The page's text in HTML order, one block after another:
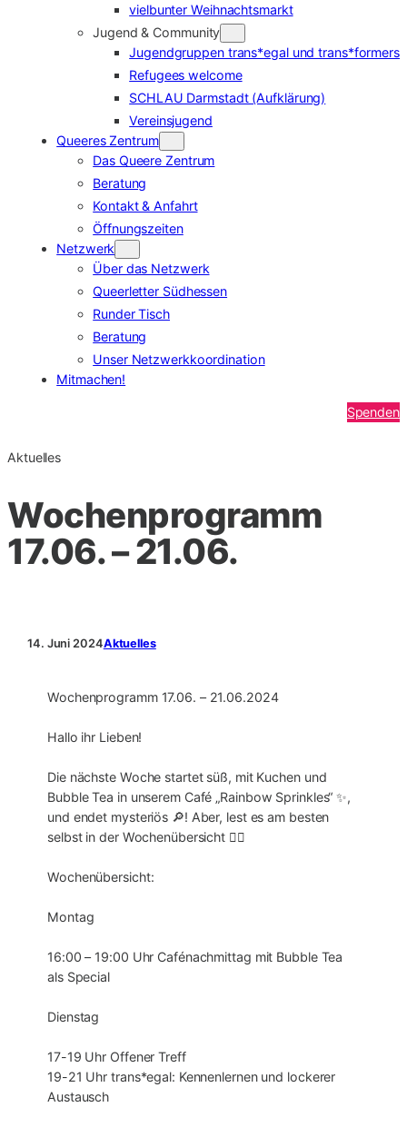
vielbunter Weihnachtsmarkt
Jugend & Community
Jugendgruppen trans*egal und trans*formers
Refugees welcome
SCHLAU Darmstadt (Aufklärung)
Vereinsjugend
Queeres Zentrum
Das Queere Zentrum
Beratung
Kontakt & Anfahrt
Öffnungszeiten
Netzwerk
Über das Netzwerk
Queerletter Südhessen
Runder Tisch
Beratung
Unser Netzwerkkoordination
Mitmachen!
Spenden
Aktuelles
Wochenprogramm
17.06. – 21.06.
14. Juni 2024Aktuelles
Wochenprogramm 17.06. – 21.06.2024
Hallo ihr Lieben!
Die nächste Woche startet süß, mit Kuchen und
Bubble Tea in unserem Café „Rainbow Sprinkles“ ✨,
und endet mysteriös 🔎! Aber, lest es am besten
selbst in der Wochenübersicht 👇🏼
Wochenübersicht:
Montag
16:00 – 19:00 Uhr Cafénachmittag mit Bubble Tea
als Special
Dienstag
17-19 Uhr Offener Treff
19-21 Uhr trans*egal: Kennenlernen und lockerer
Austausch